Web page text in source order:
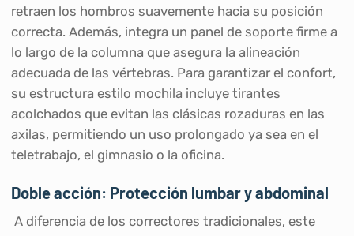
retraen los hombros suavemente hacia su posición
correcta. Además, integra un panel de soporte firme a
lo largo de la columna que asegura la alineación
adecuada de las vértebras. Para garantizar el confort,
su estructura estilo mochila incluye tirantes
acolchados que evitan las clásicas rozaduras en las
axilas, permitiendo un uso prolongado ya sea en el
teletrabajo, el gimnasio o la oficina.
Doble acción: Protección lumbar y abdominal
A diferencia de los correctores tradicionales, este